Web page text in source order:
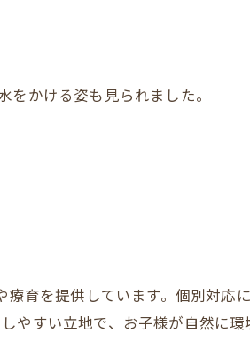
をかける姿も見られました。
育を提供しています。個別対応
やすい立地で、お子様が自然に環